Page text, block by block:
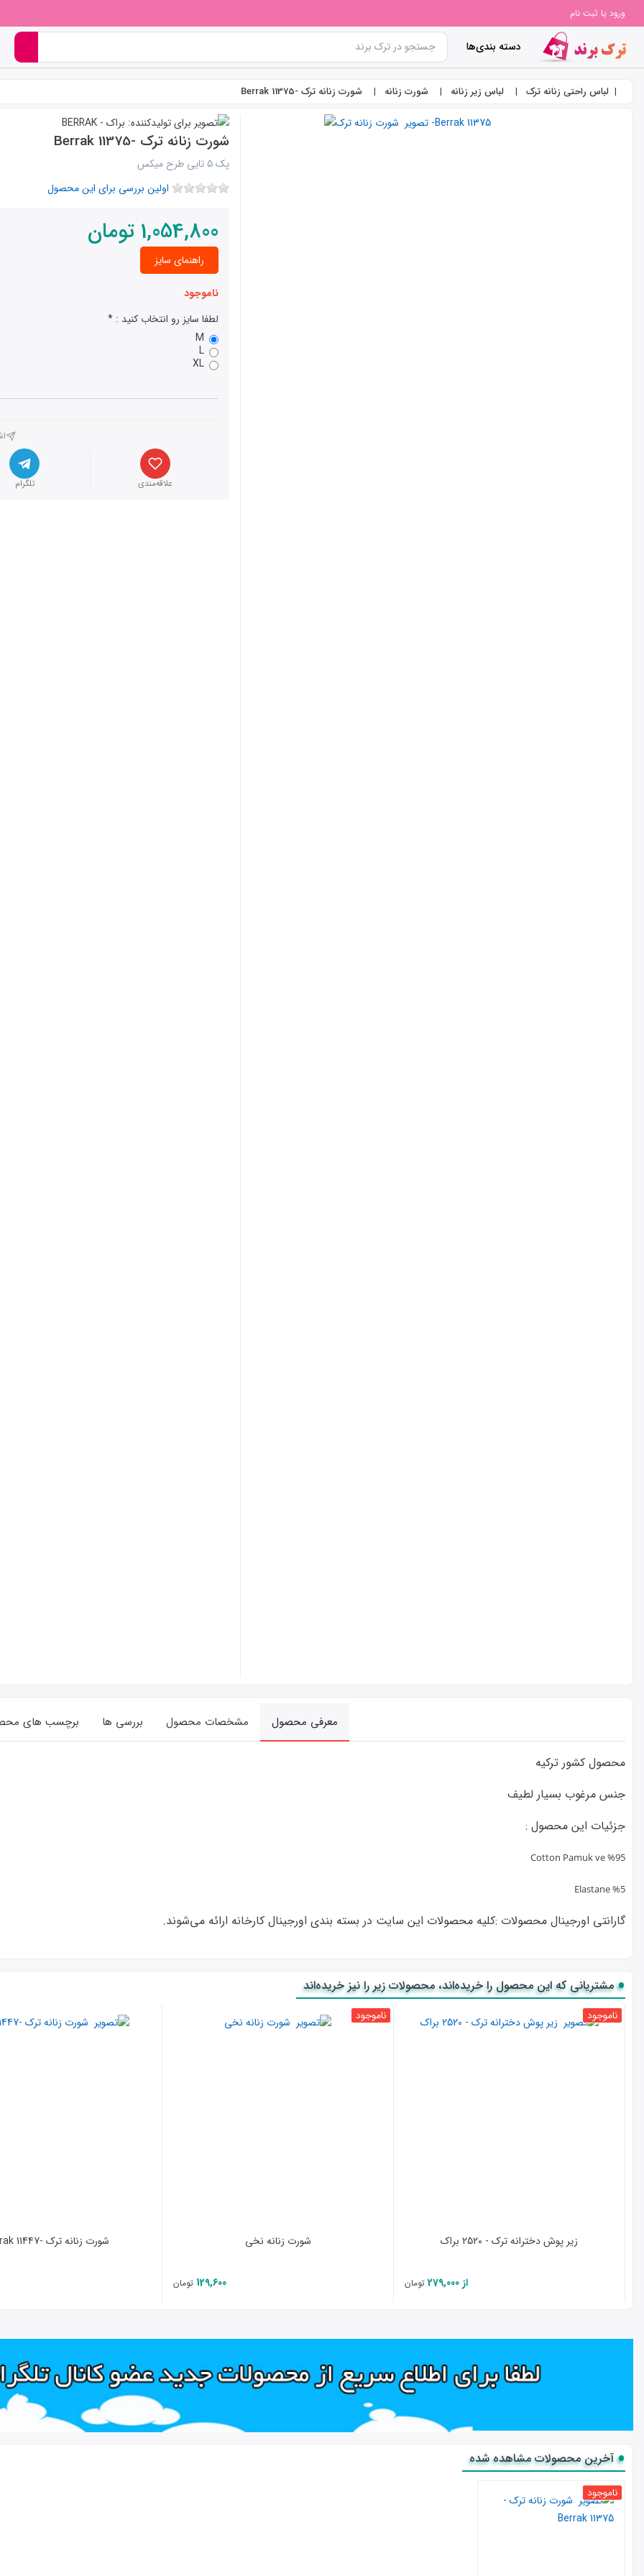
ورود یا ثبت نام
دسته بندی‌ها
لباس راحتی زنانه ترک لباس زیر زنانه شورت زنانه شورت زنانه ترک -Berrak 11375
شورت زنانه ترک -Berrak 11375
پک 5 تایی طرح میکس
اولین بررسی برای این محصول
1,054,800 تومان
راهنمای سایز
ناموجود
لطفا سایز رو انتخاب کنید :
M
L
XL
علاقه‌مندی تلگرام
معرفی محصول مشخصات محصول بررسی ها برچسب های
محصول کشور ترکیه
جنس مرغوب بسیار لطیف
جزئیات این محصول :
%95 Cotton Pamuk ve
%5 Elastane
گارانتی اورجینال محصولات :كليه محصولات این سایت در بسته بندی اورجینال کارخانه ارائه‌‌ می‌شوند.
مشتریانی که این محصول را خریده‌اند، محصولات زیر را نیز خریده‌اند
ناموجود
زیر پوش دخترانه ترک - 2520 براک
از 279,000 تومان
ناموجود
شورت زنانه نخی
129,600 تومان
شورت زنانه ترک -Berrak 11447
آخرین محصولات مشاهده شده
ناموجود